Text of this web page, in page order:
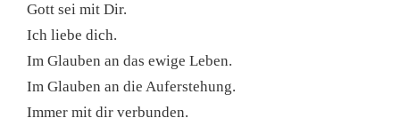
Gott sei mit Dir.
Ich liebe dich.
Im Glauben an das ewige Leben.
Im Glauben an die Auferstehung.
Immer mit dir verbunden.